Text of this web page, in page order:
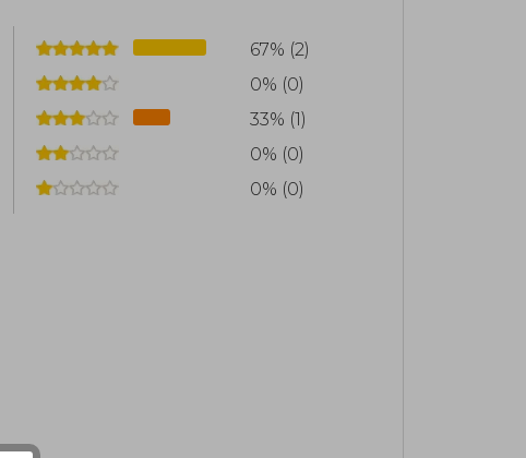
67% (2)
0% (0)
33% (1)
0% (0)
0% (0)